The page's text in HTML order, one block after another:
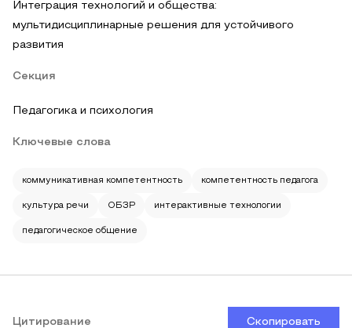
Интеграция технологий и общества:
мультидисциплинарные решения для устойчивого
развития
Секция
Педагогика и психология
Ключевые слова
коммуникативная компетентность компетентность педагога
культура речи ОБЗР интерактивные технологии
педагогическое общение
Цитирование Скопировать